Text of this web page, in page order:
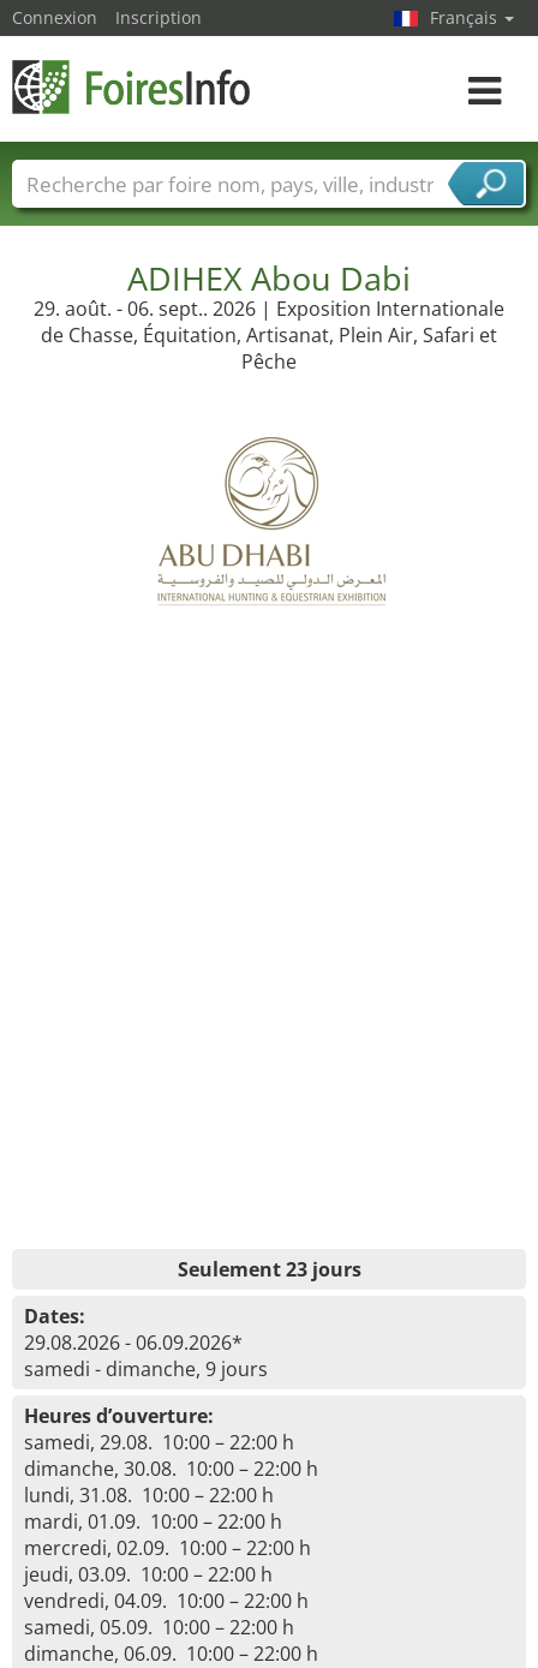
ADIHEX Abou Dabi
29. août. - 06. sept.. 2026 | Exposition Internationale
de Chasse, Équitation, Artisanat, Plein Air, Safari et
Pêche
Seulement 23 jours
Dates:
29.08.2026 - 06.09.2026*
samedi - dimanche, 9 jours
Heures d’ouverture:
samedi, 29.08. 10:00 – 22:00 h
dimanche, 30.08. 10:00 – 22:00 h
lundi, 31.08. 10:00 – 22:00 h
mardi, 01.09. 10:00 – 22:00 h
mercredi, 02.09. 10:00 – 22:00 h
jeudi, 03.09. 10:00 – 22:00 h
vendredi, 04.09. 10:00 – 22:00 h
samedi, 05.09. 10:00 – 22:00 h
dimanche, 06.09. 10:00 – 22:00 h
Connexion Inscription Français
Toggle
Foire noms Pays Villes
Secteurs de foire